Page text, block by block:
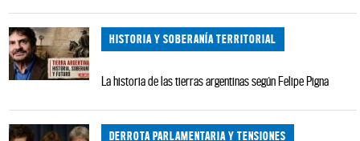
HISTORIA Y SOBERANÍA TERRITORIAL
La historia de las tierras argentinas según Felipe Pigna
DERROTA PARLAMENTARIA Y TENSIONES